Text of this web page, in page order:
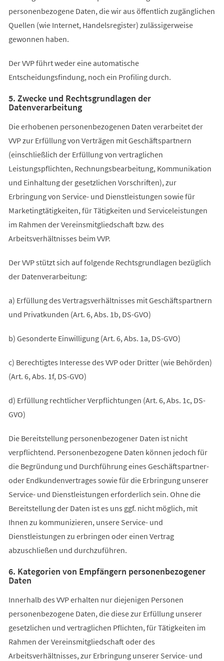
personenbezogene Daten, die wir aus öffentlich zugänglichen
Quellen (wie Internet, Handelsregister) zulässigerweise
gewonnen haben.
Der VVP führt weder eine automatische
Entscheidungsfindung, noch ein Profiling durch.
5. Zwecke und Rechtsgrundlagen der
Datenverarbeitung
Die erhobenen personenbezogenen Daten verarbeitet der
VVP zur Erfüllung von Verträgen mit Geschäftspartnern
(einschließlich der Erfüllung von vertraglichen
Leistungspflichten, Rechnungsbearbeitung, Kommunikation
und Einhaltung der gesetzlichen Vorschriften), zur
Erbringung von Service- und Dienstleistungen sowie für
Marketingtätigkeiten, für Tätigkeiten und Serviceleistungen
im Rahmen der Vereinsmitgliedschaft bzw. des
Arbeitsverhältnisses beim VVP.
Der VVP stützt sich auf folgende Rechtsgrundlagen bezüglich
der Datenverarbeitung:
a) Erfüllung des Vertragsverhältnisses mit Geschäftspartnern
und Privatkunden (Art. 6, Abs. 1b, DS-GVO)
b) Gesonderte Einwilligung (Art. 6, Abs. 1a, DS-GVO)
c) Berechtigtes Interesse des VVP oder Dritter (wie Behörden)
(Art. 6, Abs. 1f, DS-GVO)
d) Erfüllung rechtlicher Verpflichtungen (Art. 6, Abs. 1c, DS-
GVO)
Die Bereitstellung personenbezogener Daten ist nicht
verpflichtend. Personenbezogene Daten können jedoch für
die Begründung und Durchführung eines Geschäftspartner-
oder Endkundenvertrages sowie für die Erbringung unserer
Service- und Dienstleistungen erforderlich sein. Ohne die
Bereitstellung der Daten ist es uns ggf. nicht möglich, mit
Ihnen zu kommunizieren, unsere Service- und
Dienstleistungen zu erbringen oder einen Vertrag
abzuschließen und durchzuführen.
6. Kategorien von Empfängern personenbezogener
Daten
Innerhalb des VVP erhalten nur diejenigen Personen
personenbezogene Daten, die diese zur Erfüllung unserer
gesetzlichen und vertraglichen Pflichten, für Tätigkeiten im
Rahmen der Vereinsmitgliedschaft oder des
Arbeitsverhältnisses, zur Erbringung unserer Service- und